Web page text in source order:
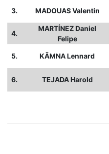
3. MADOUAS Valentin
4.
MARTÍNEZ Daniel
Felipe
5. KÄMNA Lennard
6. TEJADA Harold